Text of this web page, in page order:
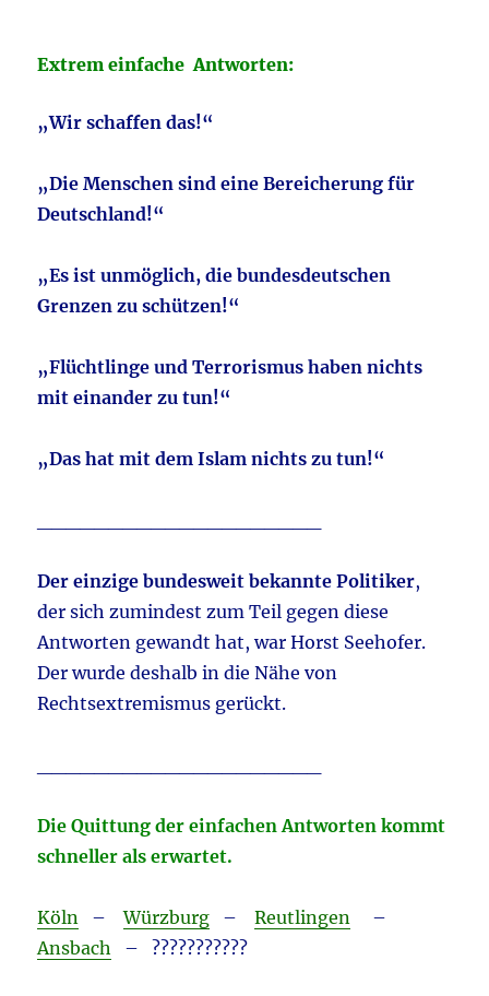
Extrem einfache Antworten:
„Wir schaffen das!“
„Die Menschen sind eine Bereicherung für
Deutschland!“
„Es ist unmöglich, die bundesdeutschen
Grenzen zu schützen!“
„Flüchtlinge und Terrorismus haben nichts
mit einander zu tun!“
„Das hat mit dem Islam nichts zu tun!“
Der einzige bundesweit bekannte Politiker,
der sich zumindest zum Teil gegen diese
Antworten gewandt hat, war Horst Seehofer.
Der wurde deshalb in die Nähe von
Rechtsextremismus gerückt.
Die Quittung der einfachen Antworten kommt
schneller als erwartet.
Köln –Würzburg –Reutlingen –
Ansbach – ???????????